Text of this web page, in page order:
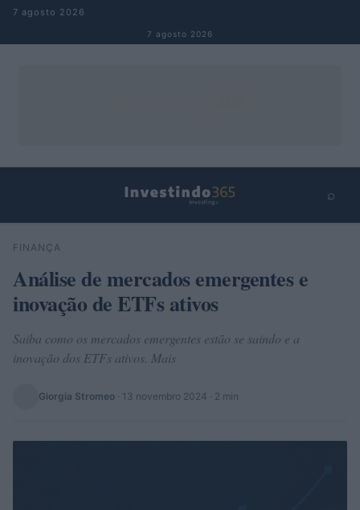
Pular para o conteúdo
7 agosto 2026
7 agosto 2026
⌕
Buscar
FINANÇA
Análise de mercados emergentes e
inovação de ETFs ativos
Saiba como os mercados emergentes estão se saindo e a
inovação dos ETFs ativos. Mais
Giorgia Stromeo · 13 novembro 2024 · 2 min